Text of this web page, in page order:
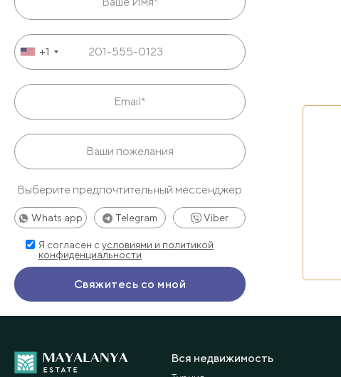
+1
Выберите предпочтительный мессенджер
Whats app Telegram Viber
Я согласен с условиями и политикой
конфиденциальности
Вся недвижимость